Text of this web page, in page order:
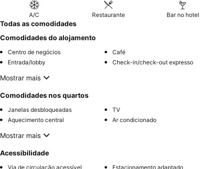
A/C Restaurante Bar no hotel
Todas as comodidades
Comodidades do alojamento
Centro de negócios
Café
Entrada/lobby
Check-in/check-out expresso
Mostrar mais
Comodidades nos quartos
Janelas desbloqueadas
TV
Aquecimento central
Ar condicionado
Mostrar mais
Acessibilidade
Via de circulação acessível Estacionamento adaptado